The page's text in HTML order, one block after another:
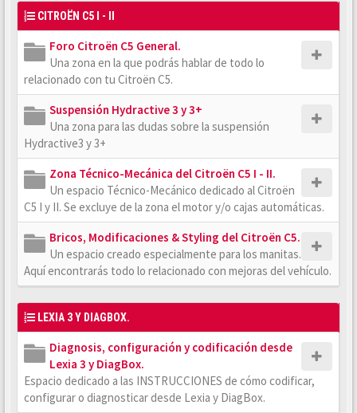
CITROËN C5 I - II
Foro Citroën C5 General.
Una zona en la que podrás hablar de todo lo
relacionado con tu Citroën C5.
Suspensión Hydractive 3 y 3+
Una zona para las dudas sobre la suspensión
Hydractive3 y 3+
Zona Técnico-Mecánica del Citroën C5 I - II.
Un espacio Técnico-Mecánico dedicado al Citroën
C5 I y II. Se excluye de la zona el motor y/o cajas automáticas.
Bricos, Modificaciones & Styling del Citroën C5.
Un espacio creado especialmente para los manitas.
Aquí encontrarás todo lo relacionado con mejoras del vehículo.
LEXIA 3 Y DIAGBOX.
Diagnosis, configuración y codificación desde
Lexia 3 y DiagBox.
Espacio dedicado a las INSTRUCCIONES de cómo codificar,
configurar o diagnosticar desde Lexia y DiagBox.